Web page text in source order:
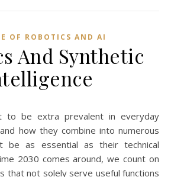
OF ROBOTICS AND AI
And Synthetic
how they combine into numerous
be as essential as their technical
2030 comes around, we count on
that not solely serve useful functions